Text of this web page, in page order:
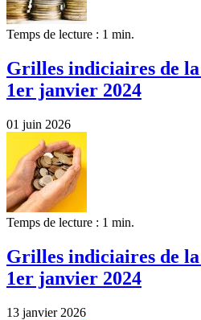
Temps de lecture : 1 min.
Grilles indiciaires de
1er janvier 2024
01 juin 2026
Temps de lecture : 1 min.
Grilles indiciaires de
1er janvier 2024
13 janvier 2026